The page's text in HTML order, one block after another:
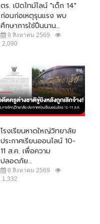
ตร. เปิดไทม์ไลน์ "เด็ก 14"
ก่อนก่อเหตุรุนแรง พบ
ศึกษาการใช้ปืนนาน...
9 สิงหาคม 2569
2,090
โรงเรียนหาดใหญ่วิทยาลัย
ประกาศเรียนออนไลน์ 10-
11 ส.ค. เพื่อความ
ปลอดภัย...
8 สิงหาคม 2569
1,332